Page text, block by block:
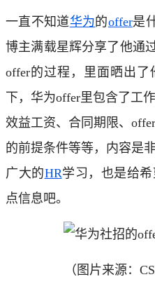
一直不知道华为的offer是
博主满载星辉分享了他通
offer的过程，里面晒出
下，华为offer里包含了工
效益工资、合同期限、
的前提条件等等，内容是
广大的HR学习，也是给
点信息吧。
（图片来源：